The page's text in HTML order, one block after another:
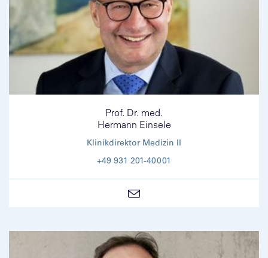
Prof. Dr. med.
Hermann Einsele
Klinikdirektor Medizin II
+49 931 201-40001